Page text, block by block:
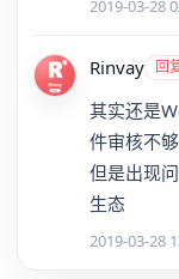
2019-03-28
Rinvay 回
其实还是
件审核不
但是出现
生态
2019-03-28